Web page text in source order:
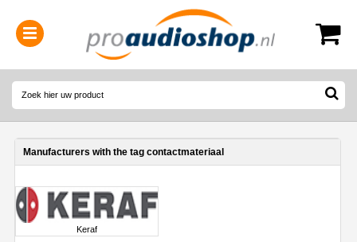
0314-364515
Manufacturers with the tag contactmateriaal
Keraf